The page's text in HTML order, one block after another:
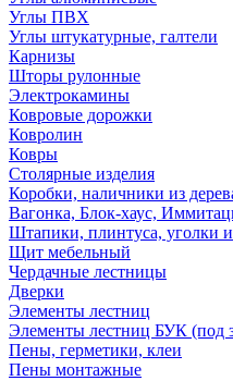
Углы ПВХ
Углы штукатурные, галтели
Карнизы
Шторы рулонные
Электрокамины
Ковровые дорожки
Ковролин
Ковры
Столярные изделия
Коробки, наличники из
Вагонка, Блок-хаус,
Штапики, плинтуса, уголки
Щит мебельный
Чердачные лестницы
Дверки
Элементы лестниц
Элементы лестниц БУК (под
Пены, герметики, клеи
Пены монтажные